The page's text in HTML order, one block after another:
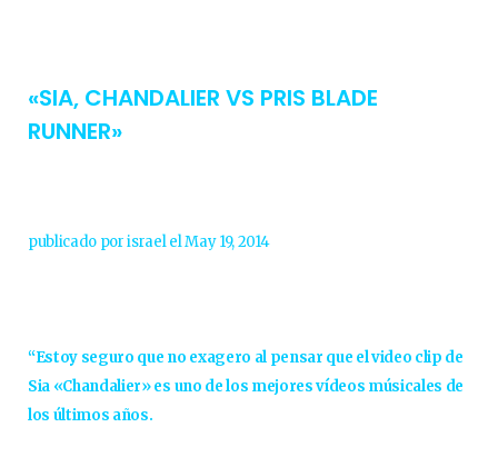
«SIA, CHANDALIER VS PRIS BLADE
RUNNER»
publicado por israel el May 19, 2014
“Estoy seguro que no exagero al pensar que el video clip de
Sia «Chandalier» es uno de los mejores vídeos músicales de
los últimos años.